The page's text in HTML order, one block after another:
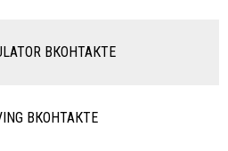
ВКОНТАКТЕ
ВКОНТАКТЕ